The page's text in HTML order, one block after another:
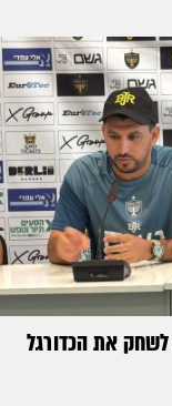
לשחק את הכדורגל